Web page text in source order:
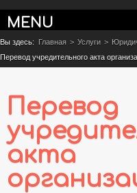
MENU
Вы здесь: Главная > Услуги >
Перевод учредительного акта
Перевод
акта